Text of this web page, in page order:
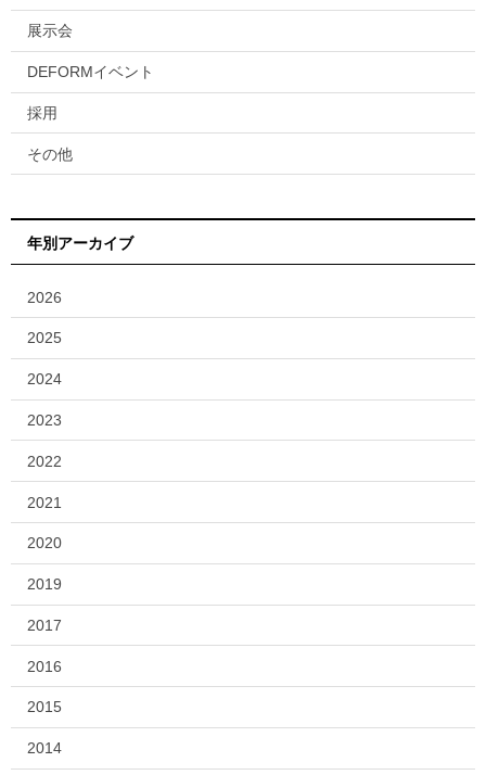
展示会
DEFORMイベント
採用
その他
年別アーカイブ
2026
2025
2024
2023
2022
2021
2020
2019
2017
2016
2015
2014